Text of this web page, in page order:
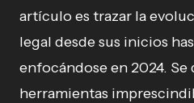
artículo es trazar la
legal desde sus inicios
enfocándose en 2024. Se
herramientas